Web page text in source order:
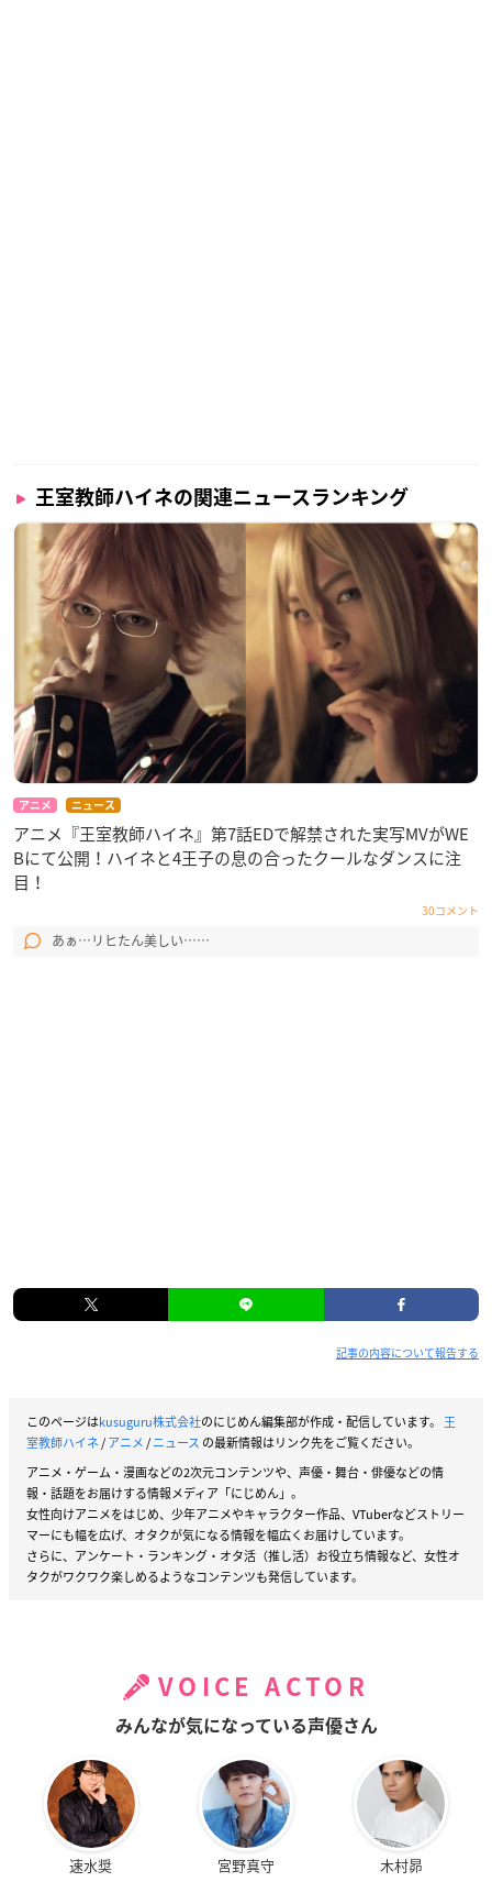
王室教師ハイネの関連ニュースランキング
アニメ ニュース
アニメ『王室教師ハイネ』第7話EDで解禁された実写MVがWE
Bにて公開！ハイネと4王子の息の合ったクールなダンスに注
目！
30コメント
あぁ…リヒたん美しい……
記事の内容について報告する
このページはkusuguru株式会社のにじめん編集部が作成・配信しています。 王
室教師ハイネ/アニメ/ニュース の最新情報はリンク先をご覧ください。
アニメ・ゲーム・漫画などの2次元コンテンツや、声優・舞台・俳優などの情
報・話題をお届けする情報メディア「にじめん」。
女性向けアニメをはじめ、少年アニメやキャラクター作品、VTuberなどストリー
マーにも幅を広げ、オタクが気になる情報を幅広くお届けしています。
さらに、アンケート・ランキング・オタ活（推し活）お役立ち情報など、女性オ
タクがワクワク楽しめるようなコンテンツも発信しています。
VOICE ACTOR
みんなが気になっている声優さん
速水奨 宮野真守 木村昴